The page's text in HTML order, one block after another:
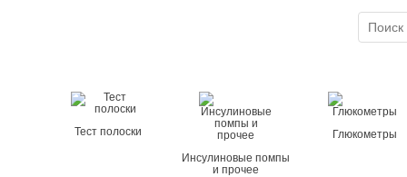
Тест полоски
Инсулиновые помпы
и прочее
Глюкометры